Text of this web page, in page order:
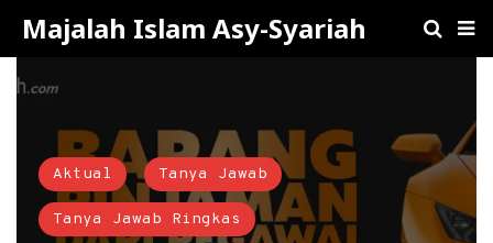
Majalah Islam Asy-Syariah
Aktual Tanya Jawab
Tanya Jawab Ringkas